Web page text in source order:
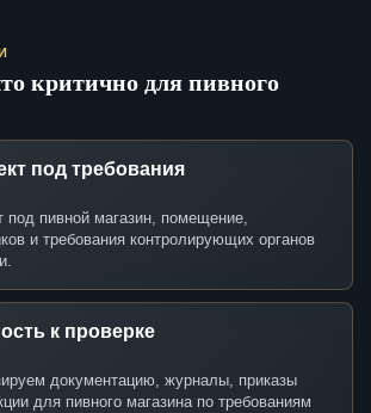
критично для пивного
под требования
под пивной магазин, помещение,
и требования контролирующих органов
к проверке
документацию, журналы, приказы
для пивного магазина по требованиям